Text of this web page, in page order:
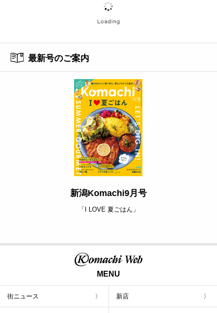
最新号のご案内
新潟Komachi9月号
「I LOVE 夏ごはん」
MENU
街ニュース 新店